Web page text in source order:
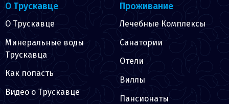
О Трускавце
О Трускавце
Минеральные воды
Трускавца
Как попасть
Видео о Трускавце
Проживание
Лечебные Комплексы
Санатории
Отели
Виллы
Пансионаты